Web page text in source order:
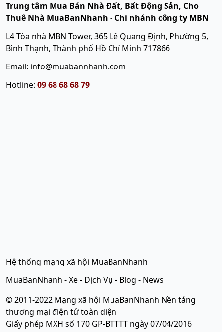
Trung tâm Mua Bán Nhà Đất, Bất Động Sản, Cho
Thuê Nhà MuaBanNhanh - Chi nhánh công ty MBN
L4 Tòa nhà MBN Tower, 365 Lê Quang Định, Phường 5,
Bình Thạnh, Thành phố Hồ Chí Minh 717866
Email: info@muabannhanh.com
Hotline: 09 68 68 68 79
Hệ thống mạng xã hội MuaBanNhanh
MuaBanNhanh -Xe- Dịch Vụ - Blog - News
© 2011-2022 Mạng xã hội MuaBanNhanh Nền tảng
thương mại điện tử toàn diện
Giấy phép MXH số 170 GP-BTTTT ngày 07/04/2016